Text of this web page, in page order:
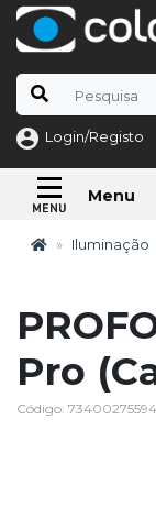
Login/Registo
Menu
Iluminação
Pro
Código: